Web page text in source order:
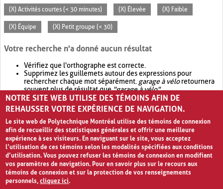
(X) Activités courtes (< 30 minutes) (X) Élevée (X) Faible
(X) Équipe (X) Petit groupe (< 30)
Votre recherche n'a donné aucun résultat
Vérifiez que l'orthographe est correcte.
Supprimez les guillemets autour des expressions pour
rechercher chaque mot séparément. garage à véloretournera
souvent plus de résultat que"garage à vélo".
Envisagez d'élargir votre recherche avec OR.garage OR vélo
retournera souvent plus de résultat quegarage à vélo
NOTRE SITE WEB UTILISE DES TÉMOINS AFIN DE
REHAUSSER VOTRE EXPÉRIENCE DE NAVIGATION.
Le site web de Polytechnique Montréal utilise des témoins de connexion
afin de recueillir des statistiques générales et offrir une meilleure
expérience à ses visiteurs. En naviguant sur le site, vous acceptez
l’utilisation de ces témoins selon les modalités spécifiées aux conditions
d’utilisation. Vous pouvez refuser les témoins de connexion en modifiant
vos paramètres de navigation. Pour en savoir plus sur le recours aux
témoins de connexion et sur la protection de vos renseignements
personnels,cliquez ici.